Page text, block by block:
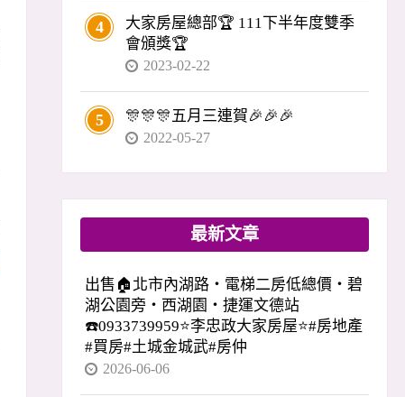
4
大家房屋總部🏆 111下半年度雙季
會頒獎🏆
2023-02-22
5 🎊🎊🎊五月三連賀🎉🎉🎉
2022-05-27
最新文章
出售🏠北市內湖路・電梯二房低總價・碧
湖公園旁・西湖園・捷運文德站
☎️0933739959⭐李忠政大家房屋⭐#房地產
#買房#土城金城武#房仲
2026-06-06